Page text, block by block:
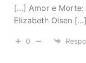
[…] Amor e Morte:
Elizabeth Olsen […]
0